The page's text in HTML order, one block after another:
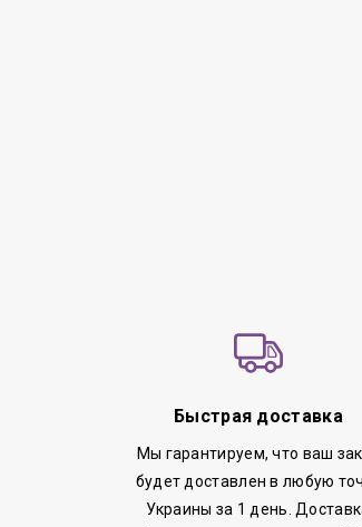
Быстрая доставка
Мы гарантируем, что ваш
будет доставлен в любую
Украины за 1 день.